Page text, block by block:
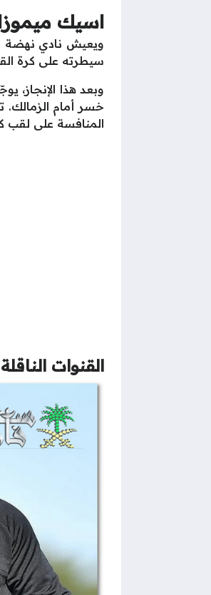
اسيك
ويعيش نادي نهضة
سيطرته على كرة
وبعد هذا الإنجاز،
خسر أمام الزمالك.
المنافسة على
القنوات